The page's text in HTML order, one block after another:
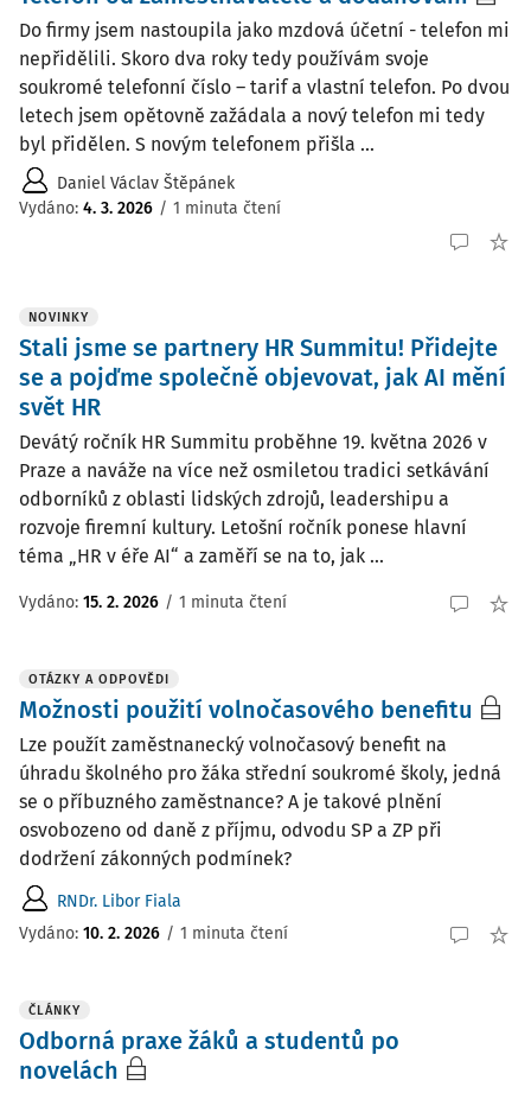
Do firmy jsem nastoupila jako mzdová účetní - telefon mi
nepřidělili. Skoro dva roky tedy používám svoje
soukromé telefonní číslo – tarif a vlastní telefon. Po dvou
letech jsem opětovně zažádala a nový telefon mi tedy
byl přidělen. S novým telefonem přišla ...
Daniel Václav Štěpánek
Vydáno: 4. 3. 2026 / 1 minuta čtení
NOVINKY
Stali jsme se partnery HR Summitu! Přidejte
se a pojďme společně objevovat, jak AI mění
svět HR
Devátý ročník HR Summitu proběhne 19. května 2026 v
Praze a naváže na více než osmiletou tradici setkávání
odborníků z oblasti lidských zdrojů, leadershipu a
rozvoje firemní kultury. Letošní ročník ponese hlavní
téma „HR v éře AI“ a zaměří se na to, jak ...
Vydáno: 15. 2. 2026 / 1 minuta čtení
OTÁZKY A ODPOVĚDI
Možnosti použití volnočasového benefitu
Lze použít zaměstnanecký volnočasový benefit na
úhradu školného pro žáka střední soukromé školy, jedná
se o příbuzného zaměstnance? A je takové plnění
osvobozeno od daně z příjmu, odvodu SP a ZP při
dodržení zákonných podmínek?
RNDr. Libor Fiala
Vydáno: 10. 2. 2026 / 1 minuta čtení
ČLÁNKY
Odborná praxe žáků a studentů po
novelách